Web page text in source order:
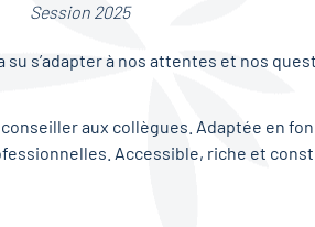
Session 2025
su s’adapter à nos attentes et nos
aux collègues. Adaptée en
Accessible, riche et